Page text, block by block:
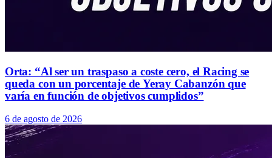
Orta: “Al ser un traspaso a coste cero, el Racing se
queda con un porcentaje de Yeray Cabanzón que
varía en función de objetivos cumplidos”
6 de agosto de 2026